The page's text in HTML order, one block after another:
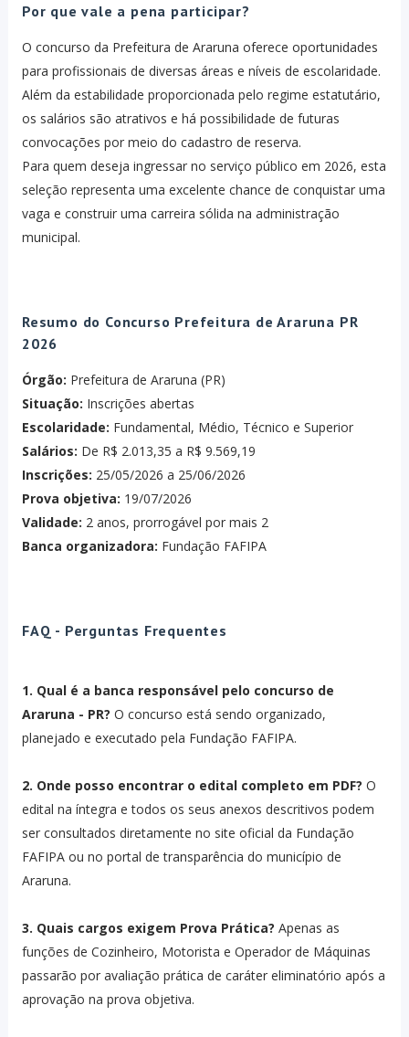
Por que vale a pena participar?
O concurso da Prefeitura de Araruna oferece oportunidades
para profissionais de diversas áreas e níveis de escolaridade.
Além da estabilidade proporcionada pelo regime estatutário,
os salários são atrativos e há possibilidade de futuras
convocações por meio do cadastro de reserva.
Para quem deseja ingressar no serviço público em 2026, esta
seleção representa uma excelente chance de conquistar uma
vaga e construir uma carreira sólida na administração
municipal.
Resumo do Concurso Prefeitura de Araruna PR
2026
Órgão: Prefeitura de Araruna (PR)
Situação: Inscrições abertas
Escolaridade: Fundamental, Médio, Técnico e Superior
Salários: De R$ 2.013,35 a R$ 9.569,19
Inscrições: 25/05/2026 a 25/06/2026
Prova objetiva: 19/07/2026
Validade: 2 anos, prorrogável por mais 2
Banca organizadora: Fundação FAFIPA
FAQ - Perguntas Frequentes
1. Qual é a banca responsável pelo concurso de
Araruna - PR? O concurso está sendo organizado,
planejado e executado pela Fundação FAFIPA.
2. Onde posso encontrar o edital completo em PDF? O
edital na íntegra e todos os seus anexos descritivos podem
ser consultados diretamente no site oficial da Fundação
FAFIPA ou no portal de transparência do município de
Araruna.
3. Quais cargos exigem Prova Prática? Apenas as
funções de Cozinheiro, Motorista e Operador de Máquinas
passarão por avaliação prática de caráter eliminatório após a
aprovação na prova objetiva.